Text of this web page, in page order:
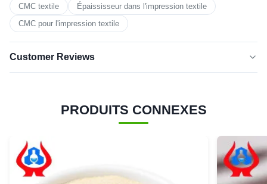
CMC textile
Épaississeur dans l'impression textile
CMC pour l'impression textile
Customer Reviews
étoiles
100%
4 étoiles
0
3 étoiles
0
2 étoiles
0
0
PRODUITS CONNEXES